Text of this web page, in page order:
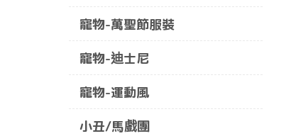
寵物-萬聖節服裝
寵物-迪士尼
寵物-運動風
小丑/馬戲團